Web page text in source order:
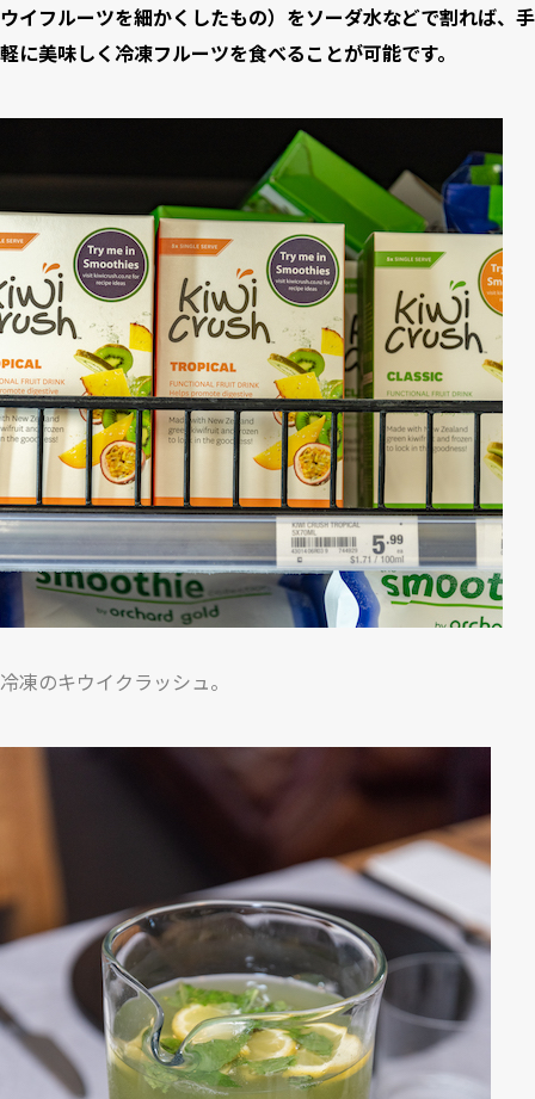
ウイフルーツを細かくしたもの）をソーダ水などで割れば、手
軽に美味しく冷凍フルーツを食べることが可能です。
冷凍のキウイクラッシュ。